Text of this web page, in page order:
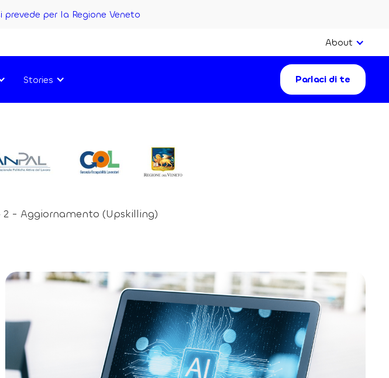
per la Regione Veneto
About
Stories Parlaci di te
2 - Aggiornamento (Upskilling)